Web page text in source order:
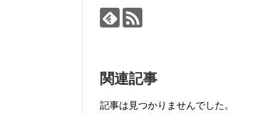
関連記事
記事は見つかりませんでした。